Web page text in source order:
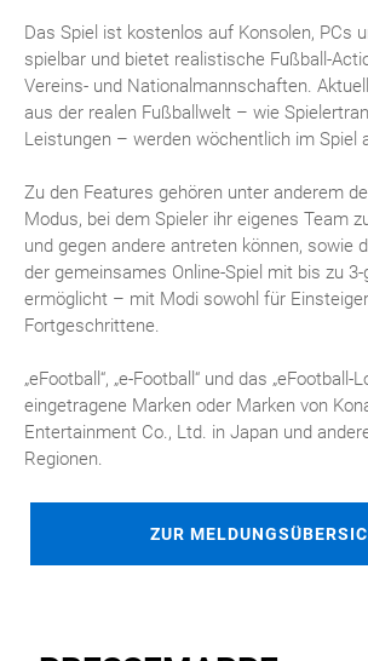
Das Spiel ist kostenlos auf Konsolen, PCs
spielbar und bietet realistische Fußball-
Vereins- und Nationalmannschaften.
aus der realen Fußballwelt – wie
Leistungen – werden wöchentlich im Spiel
Zu den Features gehören unter anderem
Modus, bei dem Spieler ihr eigenes Team
und gegen andere antreten können, sowie
der gemeinsames Online-Spiel mit bis zu 3-
ermöglicht – mit Modi sowohl für
Fortgeschrittene.
„eFootball“, „e-Football“ und das „eFootball-
eingetragene Marken oder Marken von
Entertainment Co., Ltd. in Japan und
Regionen.
ZUR